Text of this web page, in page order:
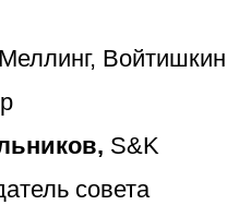
Меллинг, Войтишкин
S&K
совета